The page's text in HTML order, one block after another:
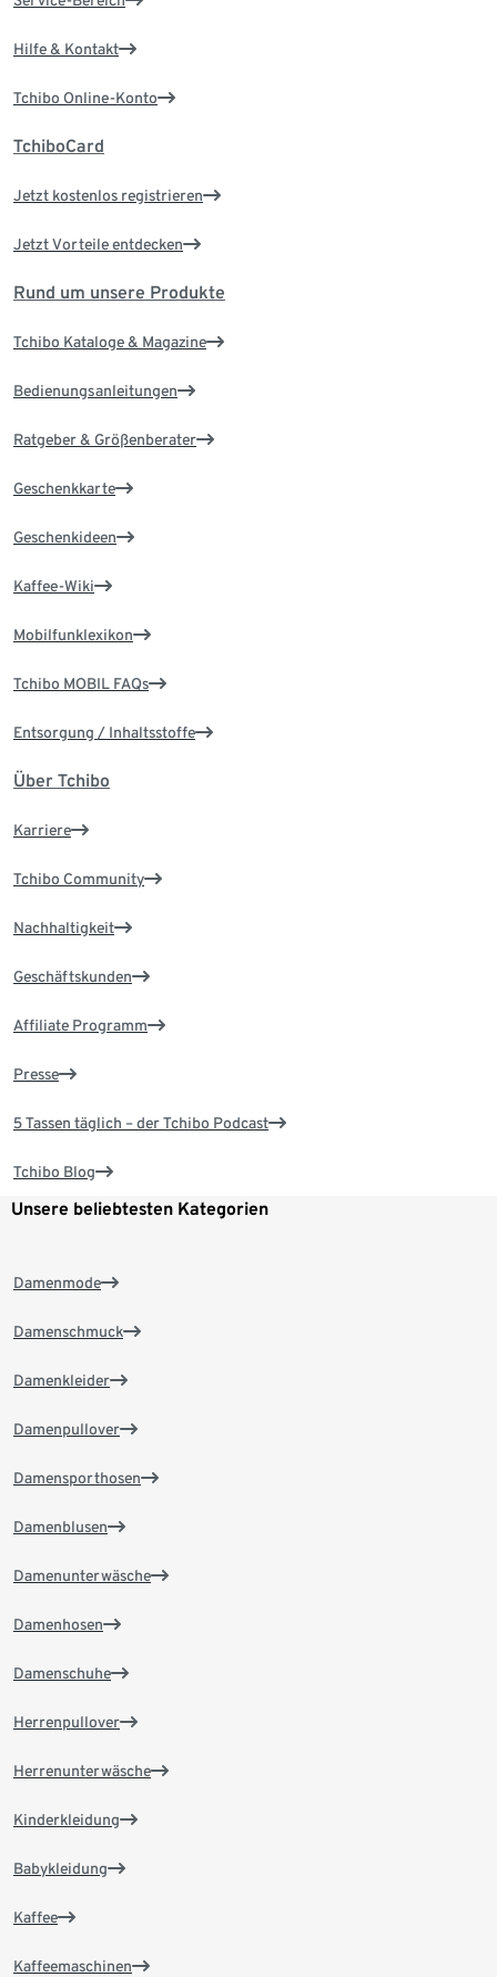
Hilfe & Kontakt
Tchibo Online-Konto
TchiboCard
Jetzt kostenlos registrieren
Jetzt Vorteile entdecken
Rund um unsere Produkte
Tchibo Kataloge & Magazine
Bedienungsanleitungen
Ratgeber & Größenberater
Geschenkkarte
Geschenkideen
Kaffee-Wiki
Mobilfunklexikon
Tchibo MOBIL FAQs
Entsorgung / Inhaltsstoffe
Über Tchibo
Karriere
Tchibo Community
Nachhaltigkeit
Geschäftskunden
Affiliate Programm
Presse
5 Tassen täglich – der Tchibo Podcast
Tchibo Blog
Unsere beliebtesten Kategorien
Damenmode
Damenschmuck
Damenkleider
Damenpullover
Damensporthosen
Damenblusen
Damenunterwäsche
Damenhosen
Damenschuhe
Herrenpullover
Herrenunterwäsche
Kinderkleidung
Babykleidung
Kaffee
Kaffeemaschinen